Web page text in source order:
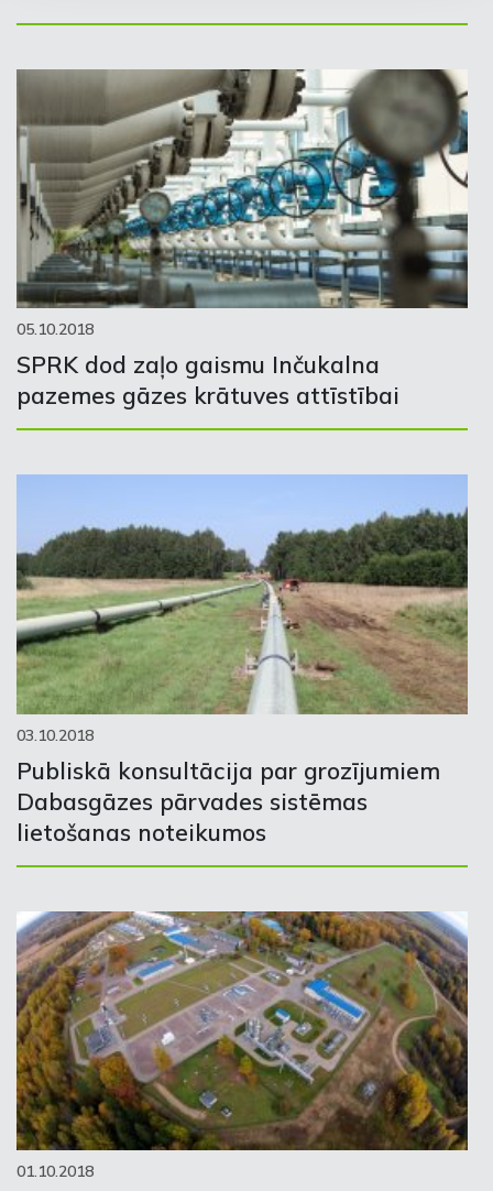
05.10.2018
SPRK dod zaļo gaismu Inčukalna
pazemes gāzes krātuves attīstībai
03.10.2018
Publiskā konsultācija par grozījumiem
Dabasgāzes pārvades sistēmas
lietošanas noteikumos
01.10.2018